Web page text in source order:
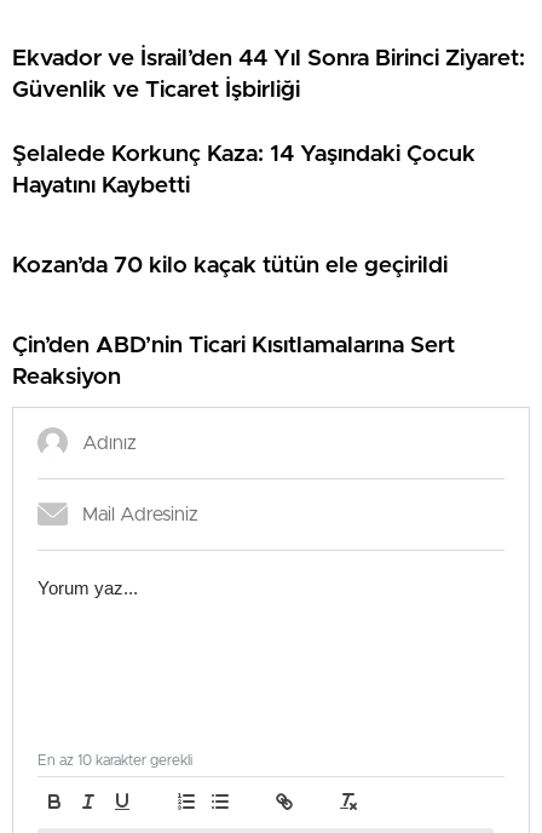
Ekvador ve İsrail’den 44 Yıl Sonra Birinci Ziyaret:
Güvenlik ve Ticaret İşbirliği
Şelalede Korkunç Kaza: 14 Yaşındaki Çocuk
Hayatını Kaybetti
Kozan’da 70 kilo kaçak tütün ele geçirildi
Çin’den ABD’nin Ticari Kısıtlamalarına Sert
Reaksiyon
En az 10 karakter gerekli